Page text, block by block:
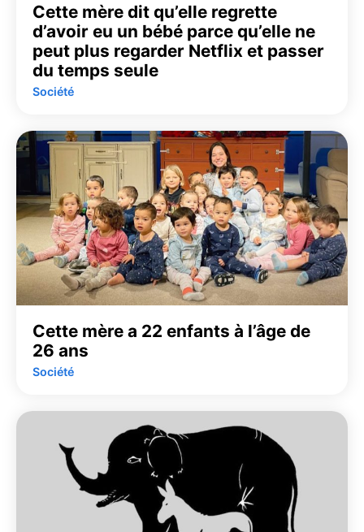
Cette mère dit qu’elle regrette
d’avoir eu un bébé parce qu’elle ne
peut plus regarder Netflix et passer
du temps seule
Société
Cette mère a 22 enfants à l’âge de
26 ans
Société